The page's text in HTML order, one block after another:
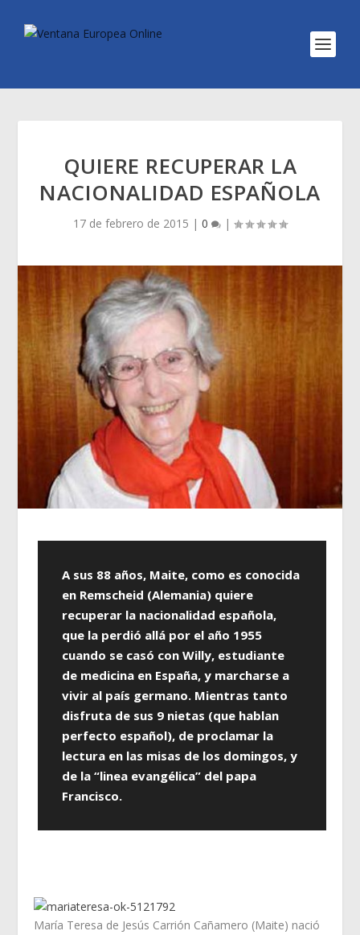
QUIERE RECUPERAR LA
NACIONALIDAD ESPAÑOLA
17 de febrero de 2015 | 0 |
A sus 88 años, Maite, como es conocida
en Remscheid (Alemania) quiere
recuperar la nacionalidad española,
que la perdió allá por el año 1955
cuando se casó con Willy, estudiante
de medicina en España, y marcharse a
vivir al país germano. Mientras tanto
disfruta de sus 9 nietas (que hablan
perfecto español), de proclamar la
lectura en las misas de los domingos, y
de la “linea evangélica” del papa
Francisco.
María Teresa de Jesús Carrión Cañamero (Maite) nació